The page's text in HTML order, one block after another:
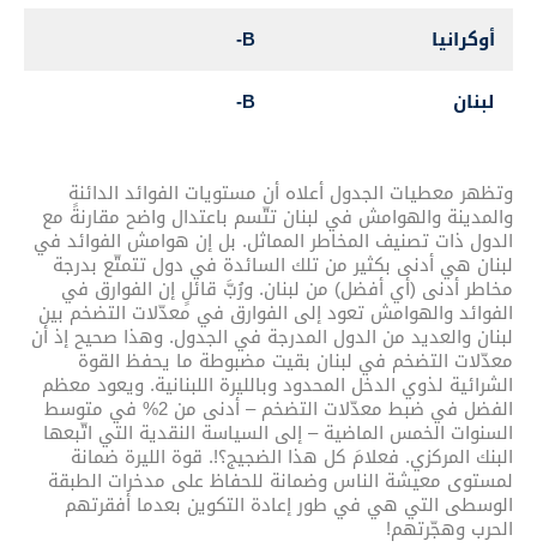
أوكرانيا
B-
لبنان
B-
وتظهر معطيات الجدول أعلاه أن مستويات الفوائد الدائنة
والمدينة والهوامش في لبنان تتّسم باعتدال واضح مقارنةً مع
الدول ذات تصنيف المخاطر المماثل. بل إن هوامش الفوائد في
لبنان هي أدنى بكثير من تلك السائدة في دول تتمتّع بدرجة
مخاطر أدنى (أي أفضل) من لبنان. ورُبَّ قائلٍ إن الفوارق في
الفوائد والهوامش تعود إلى الفوارق في معدّلات التضخم بين
لبنان والعديد من الدول المدرجة في الجدول. وهذا صحيح إذ أن
معدّلات التضخم في لبنان بقيت مضبوطة ما يحفظ القوة
الشرائية لذوي الدخل المحدود وبالليرة اللبنانية. ويعود معظم
الفضل في ضبط معدّلات التضخم – أدنى من 2% في متوسط
السنوات الخمس الماضية – إلى السياسة النقدية التي اتّبعها
البنك المركزي. فعلامَ كل هذا الضجيج؟!. قوة الليرة ضمانة
لمستوى معيشة الناس وضمانة للحفاظ على مدخرات الطبقة
الوسطى التي هي في طور إعادة التكوين بعدما أفقرتهم
الحرب وهجّرتهم!